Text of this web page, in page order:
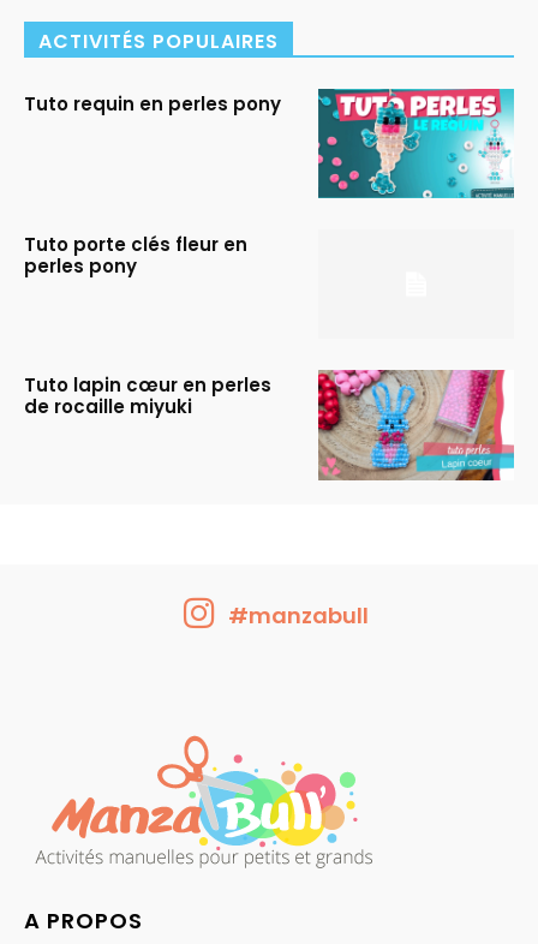
ACTIVITÉS POPULAIRES
Tuto requin en perles pony
Tuto porte clés fleur en
perles pony
Tuto lapin cœur en perles
de rocaille miyuki
#manzabull
A PROPOS